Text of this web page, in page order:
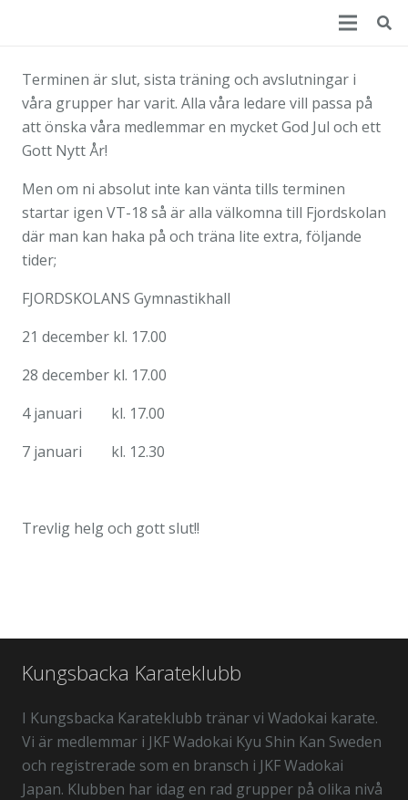
Terminen är slut, sista träning och avslutningar i
våra grupper har varit. Alla våra ledare vill passa på
att önska våra medlemmar en mycket God Jul och ett
Gott Nytt År!
Men om ni absolut inte kan vänta tills terminen
startar igen VT-18 så är alla välkomna till Fjordskolan
där man kan haka på och träna lite extra, följande
tider;
FJORDSKOLANS Gymnastikhall
21 december kl. 17.00
28 december kl. 17.00
4 januari kl. 17.00
7 januari kl. 12.30
Trevlig helg och gott slut!!
Kungsbacka Karateklubb
I Kungsbacka Karateklubb tränar vi Wadokai karate.
Vi är medlemmar i JKF Wadokai Kyu Shin Kan Sweden
och registrerade som en bransch i JKF Wadokai
Japan. Klubben har idag en rad grupper på olika nivå